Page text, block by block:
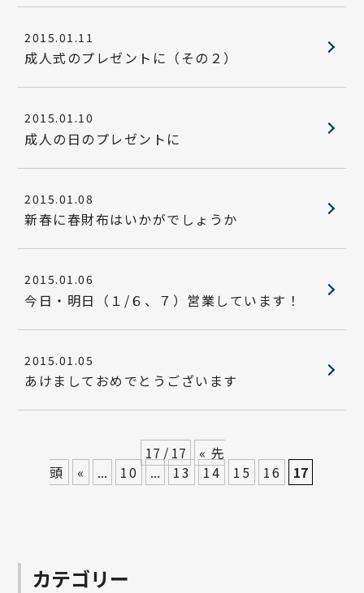
2015.01.11
成人式のプレゼントに（その２）
2015.01.10
成人の日のプレゼントに
2015.01.08
新春に春財布はいかがでしょうか
2015.01.06
今日・明日（１/６、７）営業しています！
2015.01.05
あけましておめでとうございます
17 / 17
« 先
頭
« ... 10 ... 13 14 15 16 17
カテゴリー